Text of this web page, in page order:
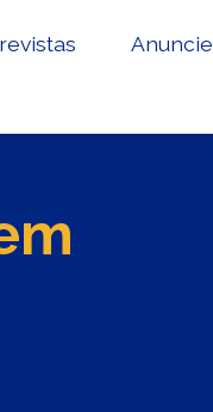
Anuncie